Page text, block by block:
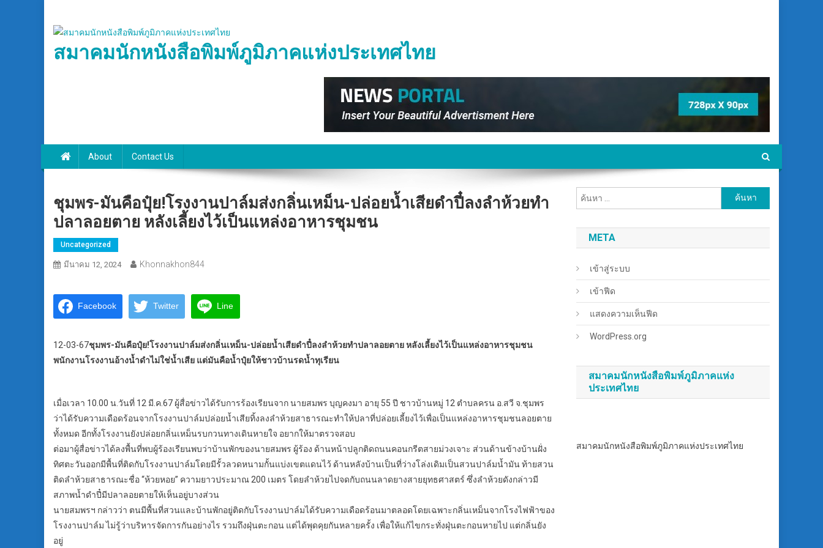
content
สมาคมนักหนังสือพิมพ์ภูมิภาคแห่งประเทศไทย
About Contact Us
ชุมพร-มันคือปุ๋ย!โรงงานปาล์มส่งกลิ่นเหม็น-ปล่อยน้ำเสียดำปี๋ลงลำห้วยทำ
ปลาลอยตาย หลังเลี้ยงไว้เป็นแหล่งอาหารชุมชน
Uncategorized
มีนาคม 12, 2024 Khonnakhon844
Facebook Twitter Line
12-03-67ชุมพร-มันคือปุ๋ย!โรงงานปาล์มส่งกลิ่นเหม็น-ปล่อยน้ำเสียดำปี๋ลงลำห้วยทำปลาลอยตาย หลังเลี้ยงไว้เป็นแหล่งอาหารชุมชน
พนักงานโรงงานอ้างน้ำดำไม่ใช่น้ำเสีย แต่มันคือน้ำปุ๋ยให้ชาวบ้านรดน้ำทุเรียน
เมื่อเวลา 10.00 น.วันที่ 12 มี.ค.67 ผู้สื่อข่าวได้รับการร้องเรียนจาก นายสมพร บุญคงมา อายุ 55 ปี ชาวบ้านหมู่ 12 ตำบลครน อ.สวี จ.ชุมพร
ว่าได้รับความเดือดร้อนจากโรงงานปาล์มปล่อยน้ำเสียทิ้งลงลำห้วยสาธารณะทำให้ปลาที่ปล่อยเลี้ยงไว้เพื่อเป็นแหล่งอาหารชุมชนลอยตาย
ทั้งหมด อีกทั้งโรงงานยังปล่อยกลิ่นเหม็นรบกวนทางเดินหายใจ อยากให้มาตรวจสอบ
ต่อมาผู้สื่อข่าวได้ลงพื้นที่พบผู้ร้องเรียนพบว่าบ้านพักของนายสมพร ผู้ร้อง ด้านหน้าปลูกติดถนนคอนกรีตสายม่วงเจาะ ส่วนด้านข้างบ้านฝั่ง
ทิศตะวันออกมีพื้นที่ติดกับโรงงานปาล์มโดยมีรั้วลวดหนามกั้นแบ่งเขตแดนไว้ ด้านหลังบ้านเป็นที่ว่างโล่งเดิมเป็นสวนปาล์มน้ำมัน ท้ายสวน
ติดลำห้วยสาธารณะชื่อ “ห้วยหอย” ความยาวประมาณ 200 เมตร โดยลำห้วยไปจดกับถนนลาดยางสายยุทธศาสตร์ ซึ่งลำห้วยดังกล่าวมี
สภาพน้ำดำปี๋มีปลาลอยตายให้เห็นอยู่บางส่วน
นายสมพรฯ กล่าวว่า ตนมีพื้นที่สวนและบ้านพักอยู่ติดกับโรงงานปาล์มได้รับความเดือดร้อนมาตลอดโดยเฉพาะกลิ่นเหม็นจากโรงไฟฟ้าของ
โรงงานปาล์ม ไม่รู้ว่าบริหารจัดการกันอย่างไร รวมถึงฝุ่นตะกอน แต่ได้พุดคุยกันหลายครั้ง เพื่อให้แก้ไขกระทั่งฝุ่นตะกอนหายไป แต่กลิ่นยัง
อยู่
ค้นหา
สำหรับ:
META
เข้าสู่ระบบ
เข้าฟีด
แสดงความเห็นฟีด
WordPress.org
สมาคมนักหนังสือพิมพ์ภูมิภาคแห่ง
ประเทศไทย
สมาคมนักหนังสือพิมพ์ภูมิภาคแห่งประเทศไทย